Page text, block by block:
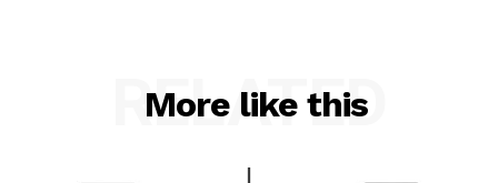
More like this
RELATED